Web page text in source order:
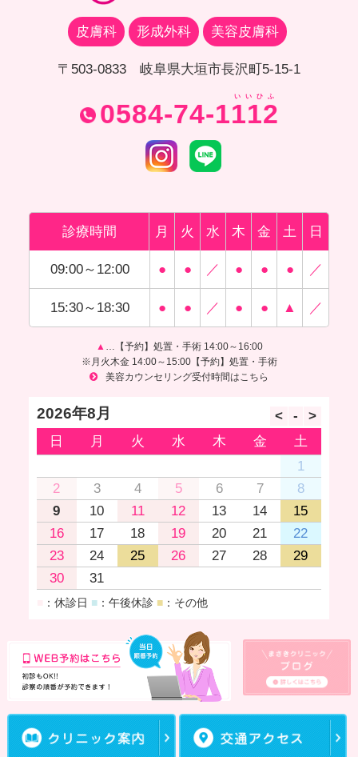
皮膚科 形成外科 美容皮膚科
〒503-0833 岐阜県大垣市長沢町5-15-1
いいひふ
0584-74-1112
診療時間 月 火 水 木 金 土 日
09:00～12:00 ● ● ／ ● ● ● ／
15:30～18:30 ● ● ／ ● ● ▲ ／
▲ …【予約】処置・手術 14:00～16:00
※月火木金 14:00～15:00【予約】処置・手術
美容カウンセリング受付時間はこちら
2026年8月
日 月 火 水 木 金
土
1
2
3 4 5 6 7
8
9
10 11 12 13 14
15
16
17 18 19 20 21
22
23
24 25 26 27 28
29
30
31
：休診日 ■：午後休診 ■：その他